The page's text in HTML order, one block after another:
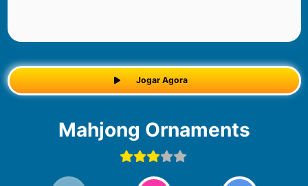
Jogar Agora
Mahjong Ornaments